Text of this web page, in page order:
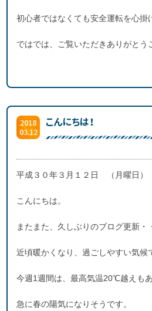
初心者ではなくても安全運転を心掛
ではでは、ご覧いただきありがと
2018
03.12
こんにちは！
平成３０年３月１２日 （月曜日）
こんにちは。
またまた、久しぶりのブログ更新・
近頃暖かくなり、過ごしやすい気候
今週1週間は、最高気温20℃越えも
急に春の陽気になりそうです。